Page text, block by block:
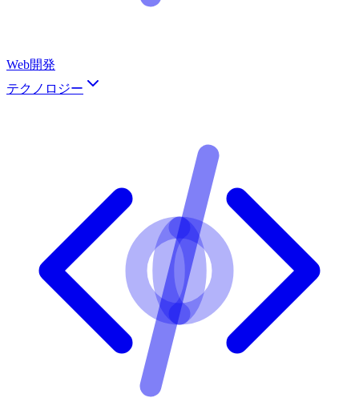
Web開発
テクノロジー